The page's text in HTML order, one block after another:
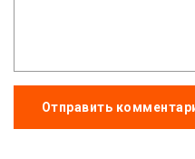
Отправить